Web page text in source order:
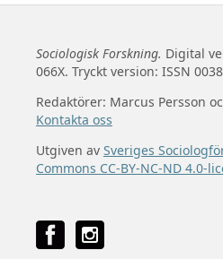
Sociologisk Forskning. Digital
066X. Tryckt version: ISSN
Redaktörer: Marcus Persson
Kontakta oss
Utgiven av Sveriges
Commons CC-BY-NC-ND 4.0-